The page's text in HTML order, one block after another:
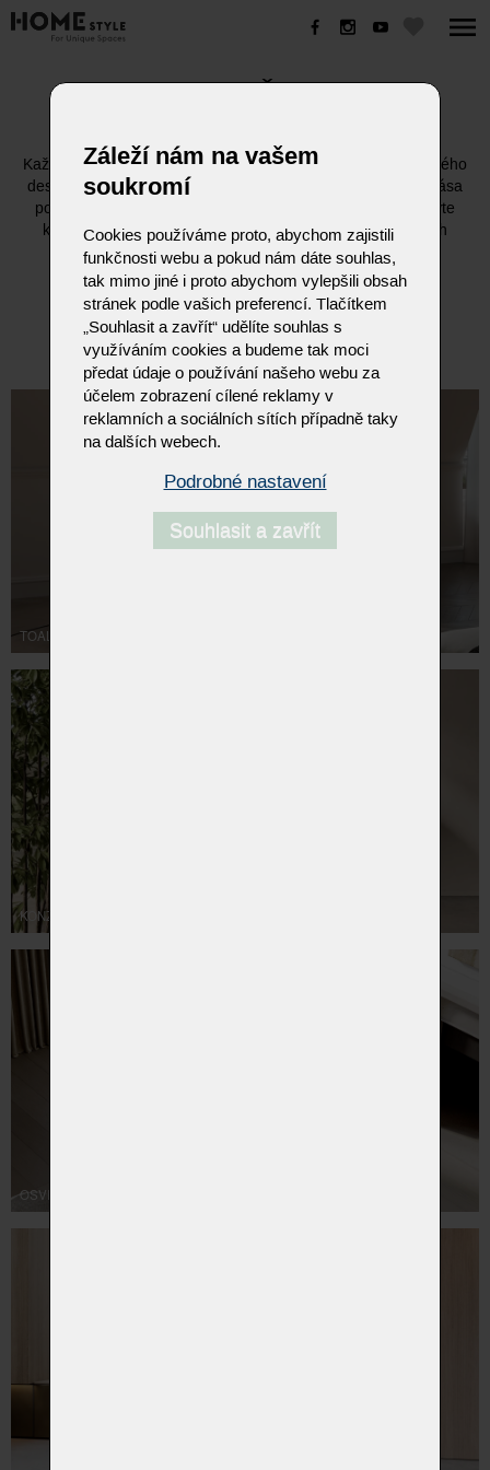
DOPLŇKY
Styl, kvalita a duše italského designu.
Každý doplněk Eforma je výsledkem dlouholeté tradice italského
designu a řemeslné preciznosti. Vytváří prostředí, kde se krása
potkává s funkčností a každý detail má svůj význam. Objevte
kolekci doplňkůEformaa dopřejte svému interiéru nádech
elegance, který nikdy nevyjde z módy.
TOALETNÍ STOLKY
KONZOLOVÉ STOLKY
OSVĚTLENÍ
Záleží nám na vašem
soukromí
Cookies používáme proto, abychom zajistili
funkčnosti webu a pokud nám dáte souhlas,
tak mimo jiné i proto abychom vylepšili obsah
stránek podle vašich preferencí. Tlačítkem
„Souhlasit a zavřít“ udělíte souhlas s
využíváním cookies a budeme tak moci
předat údaje o používání našeho webu za
účelem zobrazení cílené reklamy v
reklamních a sociálních sítích případně taky
na dalších webech.
Podrobné nastavení
Souhlasit a zavřít